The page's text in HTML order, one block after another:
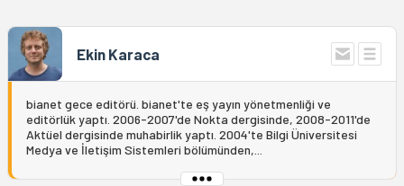
Ekin Karaca
bianet gece editörü. bianet'te eş yayın yönetmenliği ve
editörlük yaptı. 2006-2007'de Nokta dergisinde, 2008-2011'de
Aktüel dergisinde muhabirlik yaptı. 2004'te Bilgi Üniversitesi
Medya ve İletişim Sistemleri bölümünden,...